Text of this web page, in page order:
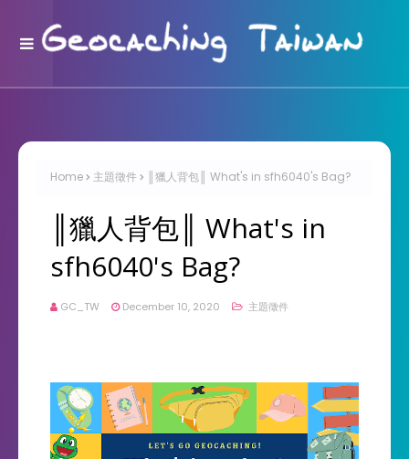
Home 主題徵件 ║獵人背包║ What's in sfh6040's Bag?
║獵人背包║ What's in
sfh6040's Bag?
GC_TW December 10, 2020 主題徵件